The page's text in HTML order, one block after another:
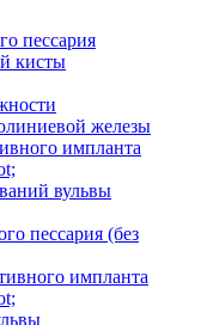
пессария
кисты
железы
импланта
вульвы
пессария (без
импланта